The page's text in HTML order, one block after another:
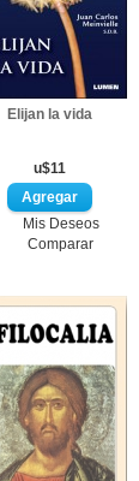
Elijan la vida
u$11
Mis Deseos
Comparar